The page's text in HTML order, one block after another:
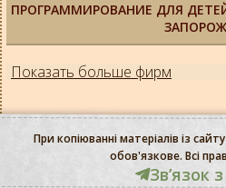
ПРОГРАММИРОВАНИЕ ДЛЯ
Показать больше фирм
При копіюванні матеріалів із
обов'язкове. Всі
Звʼязок